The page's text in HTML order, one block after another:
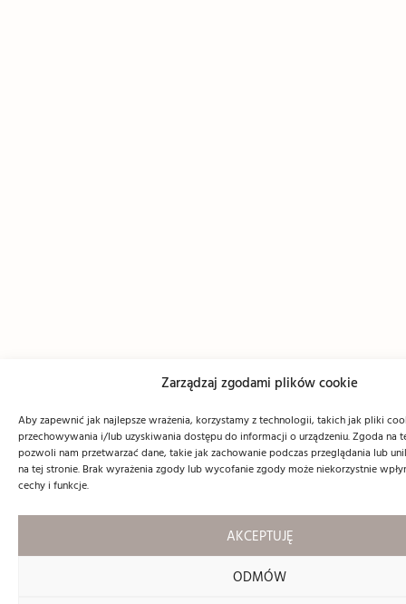
Zarządzaj zgodami plików cookie
Aby zapewnić jak najlepsze wrażenia, korzystamy z technologii, takich jak pliki
przechowywania i/lub uzyskiwania dostępu do informacji o urządzeniu. Zgoda na
pozwoli nam przetwarzać dane, takie jak zachowanie podczas przeglądania lub
na tej stronie. Brak wyrażenia zgody lub wycofanie zgody może niekorzystnie
cechy i funkcje.
AKCEPTUJĘ
ODMÓW